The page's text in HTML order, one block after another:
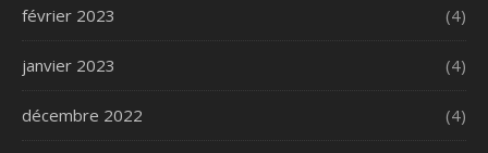
février 2023 (4)
janvier 2023 (4)
décembre 2022 (4)